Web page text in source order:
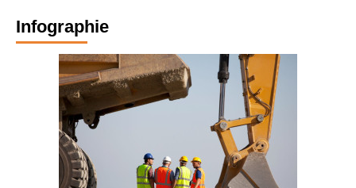
Infographie